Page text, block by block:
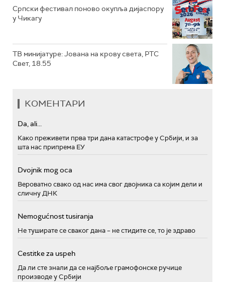
Српски фестивал поново окупља дијаспору
у Чикагу
ТВ минијатуре: Јована на крову света, РТС
Свет, 18.55
КОМЕНТАРИ
Da, ali...
Како преживети прва три дана катастрофе у Србији, и за
шта нас припрема ЕУ
Dvojnik mog oca
Вероватно свако од нас има свог двојника са којим дели и
сличну ДНК
Nemogućnost tusiranja
Не туширате се сваког дана – не стидите се, то је здраво
Cestitke za uspeh
Да ли сте знали да се најбоље грамофонске ручице
производе у Србији